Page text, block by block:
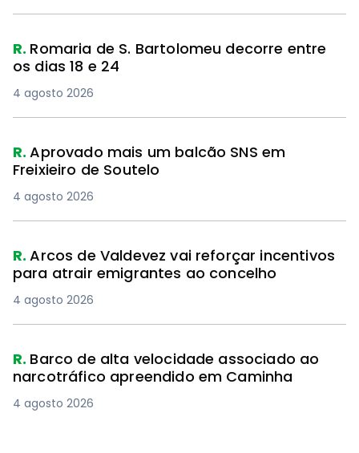
R. Romaria de S. Bartolomeu decorre entre
os dias 18 e 24
4 agosto 2026
R.Aprovado mais um balcão SNS em
Freixieiro de Soutelo
4 agosto 2026
R.Arcos de Valdevez vai reforçar incentivos
para atrair emigrantes ao concelho
4 agosto 2026
R. Barco de alta velocidade associado ao
narcotráfico apreendido em Caminha
4 agosto 2026